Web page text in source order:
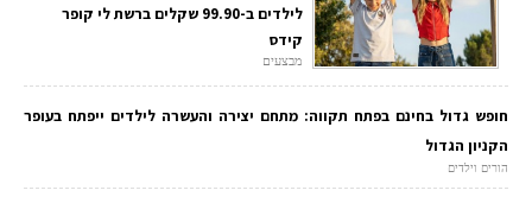
לילדים ב-99.90 שקלים ברשת לי קופר
קידס
מבצעים
חופש גדול בחינם בפתח תקווה: מתחם יצירה והעשרה לילדים ייפתח בעופר
הקניון הגדול
הורים וילדים